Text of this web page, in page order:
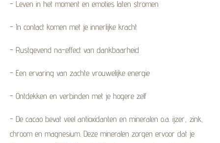
- Leven in het moment en emoties laten stromen
- In contact komen met je innerlijke kracht
- Rustgevend na-effect van dankbaarheid
- Een ervaring van zachte vrouwelijke energie
- Ontdekken en verbinden met je hogere zelf
- De cacao bevat veel antioxidanten en mineralen o.a. ijzer, zink,
chroom en magnesium. Deze mineralen zorgen ervoor dat je